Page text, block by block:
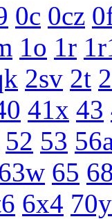
0c 0cz
1o 1r
2sv 2t
41x 43
52 53
65
6x4 70y